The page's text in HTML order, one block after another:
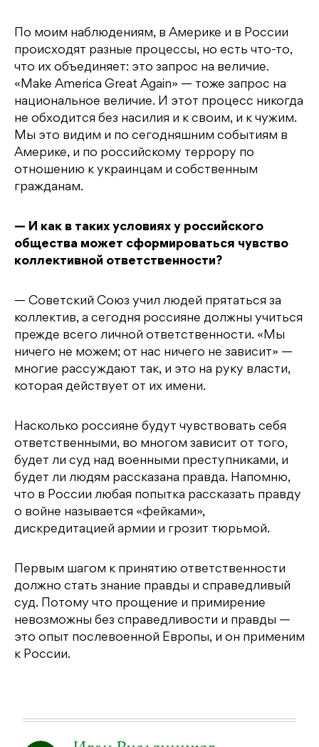
По моим наблюдениям, в Америке и в России
происходят разные процессы, но есть что-то,
что их объединяет: это запрос на величие.
«Make America Great Again» — тоже запрос на
национальное величие. И этот процесс никогда
не обходится без насилия и к своим, и к чужим.
Мы это видим и по сегодняшним событиям в
Америке, и по российскому террору по
отношению к украинцам и собственным
гражданам.
— И как в таких условиях у российского
общества может сформироваться чувство
коллективной ответственности?
— Советский Союз учил людей прятаться за
коллектив, а сегодня россияне должны учиться
прежде всего личной ответственности. «Мы
ничего не можем; от нас ничего не зависит» —
многие рассуждают так, и это на руку власти,
которая действует от их имени.
Насколько россияне будут чувствовать себя
ответственными, во многом зависит от того,
будет ли суд над военными преступниками, и
будет ли людям рассказана правда. Напомню,
что в России любая попытка рассказать правду
о войне называется «фейками»,
дискредитацией армии и грозит тюрьмой.
Первым шагом к принятию ответственности
должно стать знание правды и справедливый
суд. Потому что прощение и примирение
невозможны без справедливости и правды —
это опыт послевоенной Европы, и он применим
к России.